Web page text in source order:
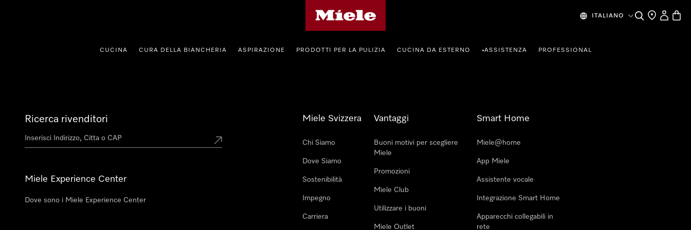
ITALIANO CercaRicerca
Il mio
CUCINA CURA DELLA BIANCHERIA ASPIRAZIONE PRODOTTI PER LA PULIZIA CUCINA DA ESTERNO •ASSISTENZA PROFESSIONAL
Ricerca rivenditori
Miele Experience Center
Dove sono i Miele Experience Center
Miele Svizzera
Chi Siamo
Dove Siamo
Sostenibilità
Impegno
Carriera
Vantaggi
Buoni motivi per scegliere
Miele
Promozioni
Miele Club
Utilizzare i buoni
Miele Outlet
Smart Home
Miele@home
App Miele
Assistente vocale
Integrazione Smart Home
Apparecchi collegabili in
rete